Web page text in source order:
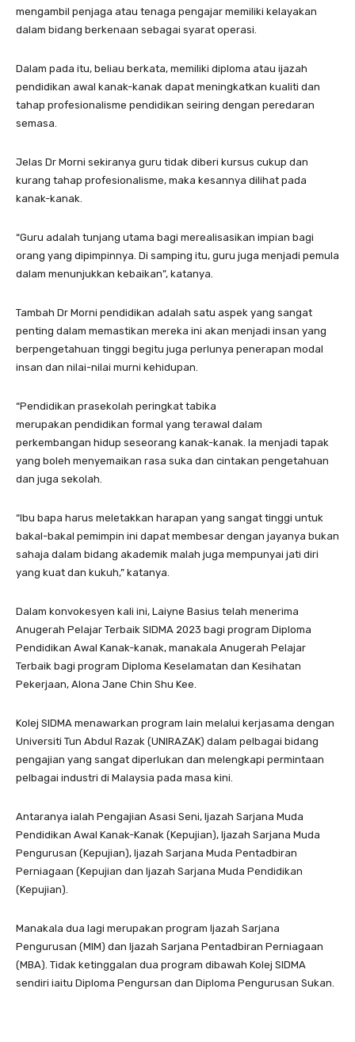
mengambil penjaga atau tenaga pengajar memiliki kelayakan
dalam bidang berkenaan sebagai syarat operasi.
Dalam pada itu, beliau berkata, memiliki diploma atau ijazah
pendidikan awal kanak-kanak dapat meningkatkan kualiti dan
tahap profesionalisme pendidikan seiring dengan peredaran
semasa.
Jelas Dr Morni sekiranya guru tidak diberi kursus cukup dan
kurang tahap profesionalisme, maka kesannya dilihat pada
kanak-kanak.
“Guru adalah tunjang utama bagi merealisasikan impian bagi
orang yang dipimpinnya. Di samping itu, guru juga menjadi pemula
dalam menunjukkan kebaikan”, katanya.
Tambah Dr Morni pendidikan adalah satu aspek yang sangat
penting dalam memastikan mereka ini akan menjadi insan yang
berpengetahuan tinggi begitu juga perlunya penerapan modal
insan dan nilai-nilai murni kehidupan.
“Pendidikan prasekolah peringkat tabika
merupakan pendidikan formal yang terawal dalam
perkembangan hidup seseorang kanak-kanak. Ia menjadi tapak
yang boleh menyemaikan rasa suka dan cintakan pengetahuan
dan juga sekolah.
“Ibu bapa harus meletakkan harapan yang sangat tinggi untuk
bakal-bakal pemimpin ini dapat membesar dengan jayanya bukan
sahaja dalam bidang akademik malah juga mempunyai jati diri
yang kuat dan kukuh,” katanya.
Dalam konvokesyen kali ini, Laiyne Basius telah menerima
Anugerah Pelajar Terbaik SIDMA 2023 bagi program Diploma
Pendidikan Awal Kanak-kanak, manakala Anugerah Pelajar
Terbaik bagi program Diploma Keselamatan dan Kesihatan
Pekerjaan, Alona Jane Chin Shu Kee.
Kolej SIDMA menawarkan program lain melalui kerjasama dengan
Universiti Tun Abdul Razak (UNIRAZAK) dalam pelbagai bidang
pengajian yang sangat diperlukan dan melengkapi permintaan
pelbagai industri di Malaysia pada masa kini.
Antaranya ialah Pengajian Asasi Seni, Ijazah Sarjana Muda
Pendidikan Awal Kanak-Kanak (Kepujian), Ijazah Sarjana Muda
Pengurusan (Kepujian), Ijazah Sarjana Muda Pentadbiran
Perniagaan (Kepujian dan Ijazah Sarjana Muda Pendidikan
(Kepujian).
Manakala dua lagi merupakan program Ijazah Sarjana
Pengurusan (MIM) dan Ijazah Sarjana Pentadbiran Perniagaan
(MBA). Tidak ketinggalan dua program dibawah Kolej SIDMA
sendiri iaitu Diploma Pengursan dan Diploma Pengurusan Sukan.